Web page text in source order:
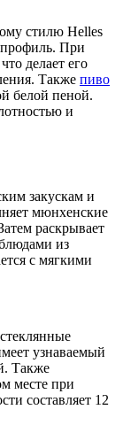
стилю Helles
При
делает его
Также пиво
белой пеной.
и
закускам и
мюнхенские
раскрывает
из
с мягкими
узнаваемый
Также
месте при
составляет 12